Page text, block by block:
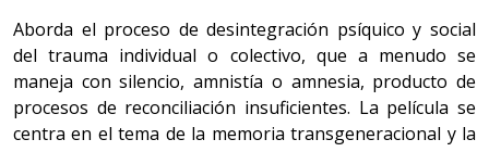
Aborda el proceso de desintegración psíquico y social
del trauma individual o colectivo, que a menudo se
maneja con silencio, amnistía o amnesia, producto de
procesos de reconciliación insuficientes. La película se
centra en el tema de la memoria transgeneracional y la